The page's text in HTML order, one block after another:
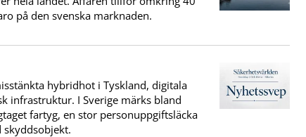
på den svenska marknaden.
hybridhot i Tyskland, digitala
infrastruktur. I Sverige märks bland
fartyg, en stor personuppgiftsläcka